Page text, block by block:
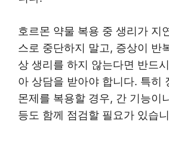
호르몬 약물 복용 중 생리가 지
스로 중단하지 말고, 증상이 반
상 생리를 하지 않는다면 반드
아 상담을 받아야 합니다. 특히
몬제를 복용할 경우, 간 기능이
등도 함께 점검할 필요가 있습